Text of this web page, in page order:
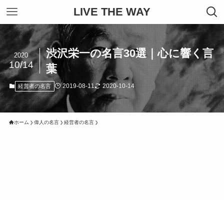
LIVE THE WAY
渋沢栄一の名言30選｜心に響く言
葉
2020
10/14
経営者の名言 2019-08-11 2020-10-14
ホーム 偉人の名言 経営者の名言